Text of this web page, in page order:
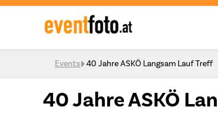
Skip to content
Events 40 Jahre ASKÖ Langsam Lauf Treff
40 Jahre ASKÖ